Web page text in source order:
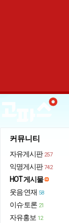
커뮤니티
자유게시판 257
익명게시판 742
HOT 게시물
웃음·연재 58
이슈·토론 21
자유홍보 12